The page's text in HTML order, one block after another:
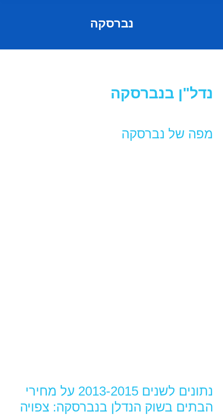
נברסקה
נדל"ן בנברסקה
מפה של נברסקה
נתונים לשנים 2013-2015 על מחירי
הבתים בשוק הנדלן בנברסקה: צפויה